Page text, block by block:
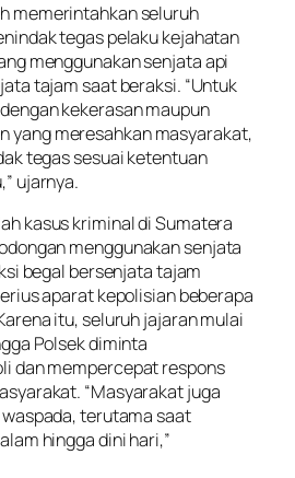
memerintahkan seluruh
tegas pelaku kejahatan
menggunakan senjata api
tajam saat beraksi. “Untuk
kekerasan maupun
yang meresahkan masyarakat,
tegas sesuai ketentuan
ujarnya.
kasus kriminal di Sumatera
menggunakan senjata
begal bersenjata tajam
aparat kepolisian beberapa
itu, seluruh jajaran mulai
Polsek diminta
dan mempercepat respons
“Masyarakat juga
terutama saat
hingga dini hari,”